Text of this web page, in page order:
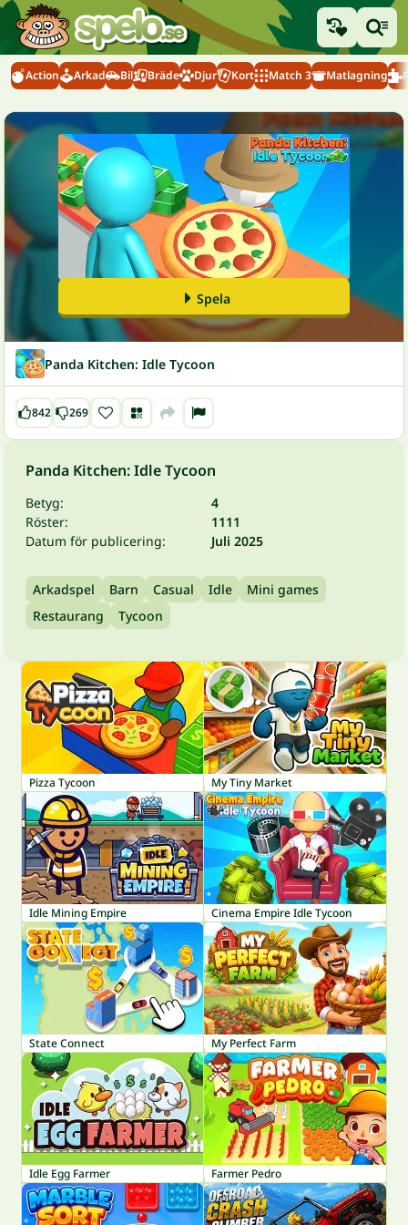
Action Arkad Bil Bräde Djur Kort Match 3 Matlagning
Spela
Panda Kitchen: Idle Tycoon
842 269
Panda Kitchen: Idle Tycoon
Betyg:
4
Röster:
1111
Datum för publicering:
Juli 2025
Arkadspel Barn Casual Idle
Mini games
Restaurang
Tycoon
Pizza Tycoon My Tiny Market
Idle Mining Empire Cinema Empire Idle Tycoon
State Connect My Perfect Farm
Idle Egg Farmer Farmer Pedro